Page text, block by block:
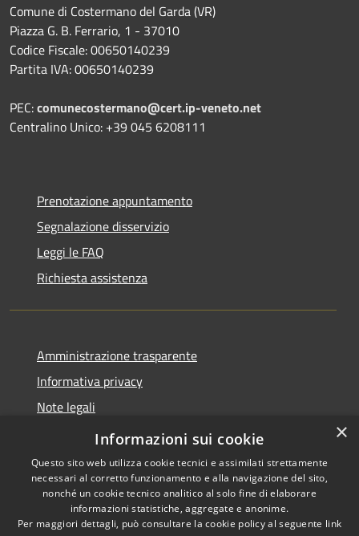
Comune di Costermano del Garda (VR)
Piazza G. B. Ferrario, 1 - 37010
Codice Fiscale: 00650140239
Partita IVA: 00650140239
PEC:comunecostermano@cert.ip-veneto.net
Centralino Unico: +39 045 6208111
Prenotazione appuntamento
Segnalazione disservizio
Leggi le FAQ
Richiesta assistenza
Amministrazione trasparente
Informativa privacy
Note legali
Dichiarazione di Accessibilità
Copyright © 2026 • Comune di
Costermano sul Garda •
×
Informazioni sui cookie
Questo sito web utilizza cookie tecnici e assimilati strettamente
necessari al corretto funzionamento e alla navigazione del sito,
nonché un cookie tecnico analitico al solo fine di elaborare
informazioni statistiche, aggregate e anonime.
Per maggiori dettagli, può consultare la cookie policy al seguente link